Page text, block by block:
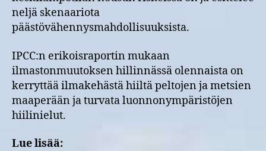
neljä skenaariota
päästövähennysmahdollisuuksista.
IPCC:n erikoisraportin mukaan
ilmastonmuutoksen hillinnässä olennaista on
kerryttää ilmakehästä hiiltä peltojen ja metsien
maaperään ja turvata luonnonympäristöjen
hiilinielut.
Lue lisää: